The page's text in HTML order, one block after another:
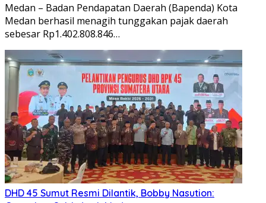
Medan – Badan Pendapatan Daerah (Bapenda) Kota
Medan berhasil menagih tunggakan pajak daerah
sebesar Rp1.402.808.846…
DHD 45 Sumut Resmi Dilantik, Bobby Nasution: